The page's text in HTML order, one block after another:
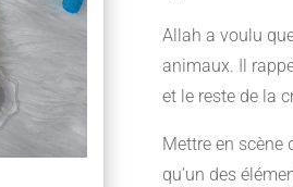
Allah a voulu
animaux. Il
et le reste de la
Mettre en scène
qu’un des